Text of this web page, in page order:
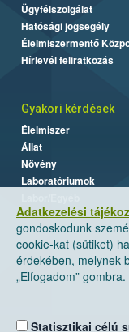
Adatkezelési
gondoskodunk
cookie-kat (sütiket)
érdekében, melynek
„Elfogadom” gombra.
Statisztikai célú
Ügyfélszolgálat
Hatósági jogsegély
Élelmiszermentő
Hírlevél feliratkozás
Gyakori kérdések
Élelmiszer
Állat
Növény
Laboratóriumok